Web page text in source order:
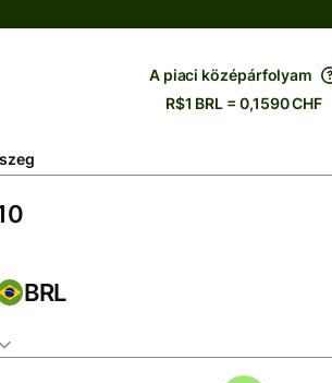
A piaci középárfolyam
R$1 BRL = 0,1590 CHF
BRL